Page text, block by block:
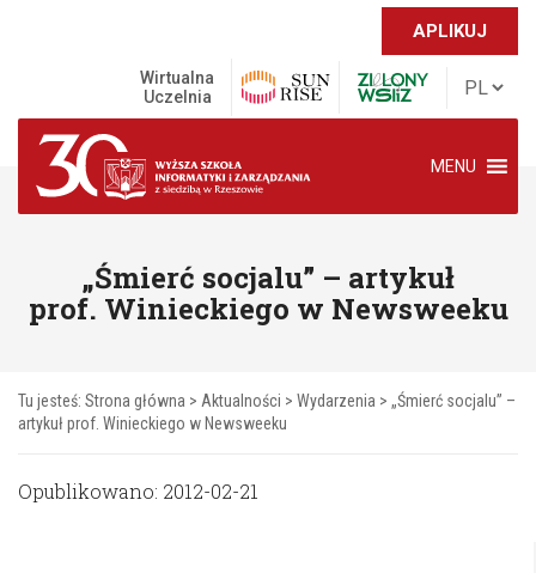
APLIKUJ
Wirtualna
Uczelnia
MENU
„Śmierć socjalu” – artykuł
prof. Winieckiego w Newsweeku
Tu jesteś: Strona główna > Aktualności > Wydarzenia > „Śmierć socjalu” –
artykuł prof. Winieckiego w Newsweeku
Opublikowano: 2012-02-21